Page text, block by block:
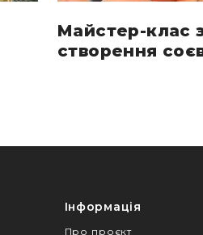
Майстер-клас
створення
Інформація
Про проєкт